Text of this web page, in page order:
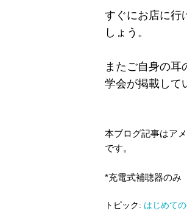
すぐにお店に行
しょう。
またご自身の耳
学会が掲載して
本ブログ記事はア
です。
*充電式補聴器のみ
トピック: はじめて